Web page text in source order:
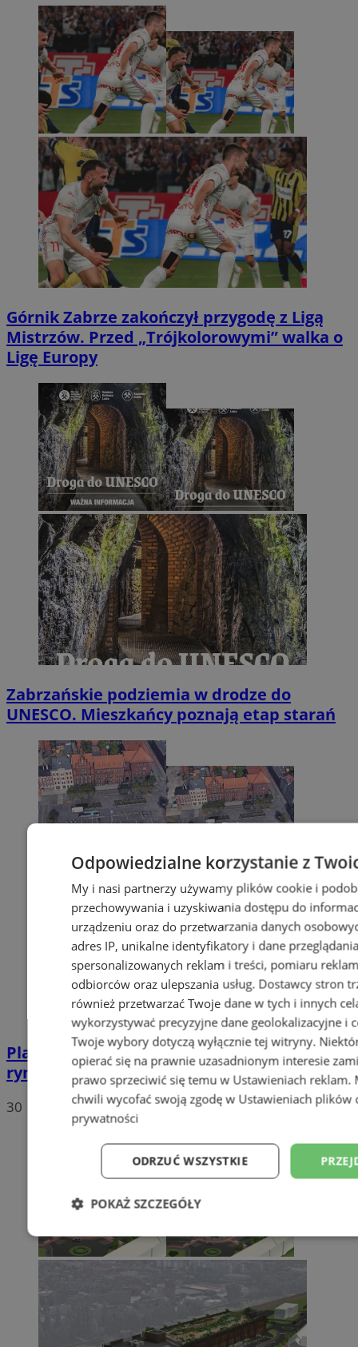
Górnik Zabrze zakończył przygodę z Ligą
Mistrzów. Przed „Trójkolorowymi” walka o
Ligę Europy
Zabrzańskie podziemia w drodze do
UNESCO. Mieszkańcy poznają etap starań
Plac Warszawski stanie się właściwym
rynkiem w Zabrzu?
30
Odpowiedzialne korzystanie z
My i nasi partnerzy używamy plików cookie i
przechowywania i uzyskiwania dostępu do
urządzeniu oraz do przetwarzania danych
adres IP, unikalne identyfikatory i dane
spersonalizowanych reklam i treści, pomiaru
odbiorców oraz ulepszania usług. Dostawcy stron
również przetwarzać Twoje dane w tych i innych
wykorzystywać precyzyjne dane geolokalizacyjne i
Twoje wybory dotyczą wyłącznie tej witryny.
opierać się na prawnie uzasadnionym interesie
prawo sprzeciwić się temu w Ustawieniach reklam.
chwili wycofać swoją zgodę w Ustawieniach plików
prywatności
ODRZUĆ WSZYSTKIE
POKAŻ SZCZEGÓŁY
Niezbędne Wydajność
Niesklasyfikowane